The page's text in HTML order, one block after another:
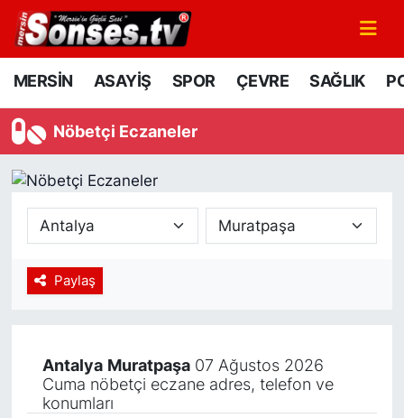
MERSİN ASAYİŞ SPOR ÇEVRE SAĞLIK
Nöbetçi Eczaneler
Paylaş
Antalya Muratpaşa07 Ağustos 2026
Cuma nöbetçi eczane adres, telefon ve
konumları
MERSİN
GÜNÜN MANŞETİ
KÜLTÜR - SANAT
SAĞLIK
Mersin Nöbetçi Eczaneler
Mersin Trafik Yoğunluk Haritası
Tüm Manşetler
Haber Arşivi